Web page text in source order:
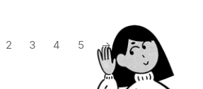
2 3 4 5 →